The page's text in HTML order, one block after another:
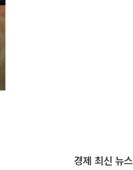
경제 최신 뉴스